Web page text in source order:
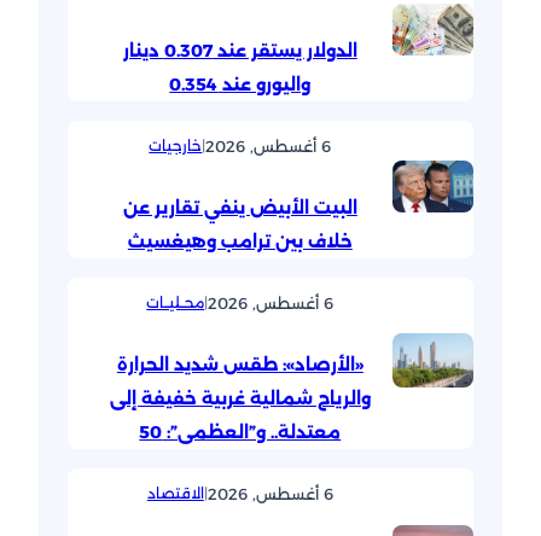
الدولار يستقر عند 0.307 دينار
واليورو عند 0.354
6 أغسطس, 2026 |خارجيات
البيت الأبيض ينفي تقارير عن
خلاف بين ترامب وهيغسيث
6 أغسطس, 2026 |محــليــات
«الأرصاد»: طقس شديد الحرارة
والرياح شمالية غربية خفيفة إلى
معتدلة.. و”العظمى”: 50
6 أغسطس, 2026 |الاقتصاد